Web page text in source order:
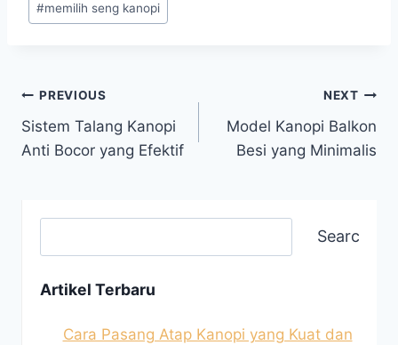
#memilih seng kanopi
PREVIOUS
Sistem Talang Kanopi
Anti Bocor yang Efektif
NEXT
Model Kanopi Balkon
Besi yang Minimalis
Search
Artikel Terbaru
Cara Pasang Atap Kanopi yang Kuat dan